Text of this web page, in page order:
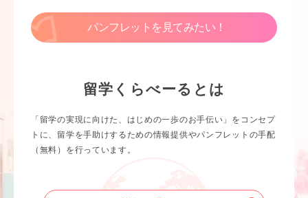
パンフレットを見てみたい！
留学くらべーるとは
「留学の実現に向けた、はじめの一歩のお手伝い」をコンセプ
トに、留学を手助けするための情報提供やパンフレットの手配
（無料）を行っています。